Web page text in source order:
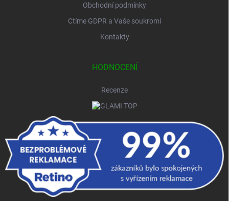
Obchodní podmínky
Ctíme GDPR a Vaše soukromí
Kontakty
HODNOCENÍ
Recenze